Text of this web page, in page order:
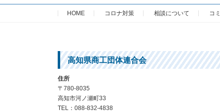
HOME コロナ対策 相談について コ
高知県商工団体連合会
住所
〒780-8035
高知市河ノ瀬町33
TEL：088-832-4838